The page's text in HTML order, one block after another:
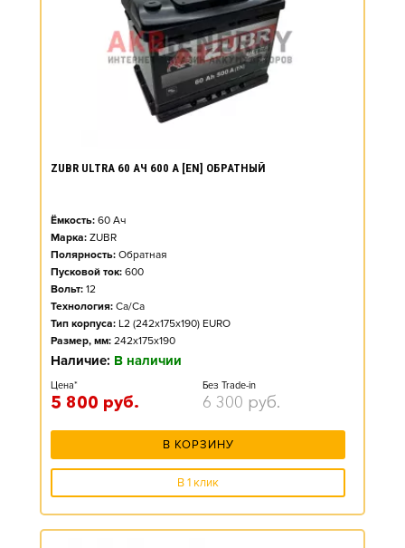
ZUBR ULTRA 60 АЧ 600 А [EN] ОБРАТНЫЙ
Ёмкость: 60 Ач
Марка: ZUBR
Полярность: Обратная
Пусковой ток: 600
Вольт: 12
Технология: Ca/Ca
Тип корпуса: L2 (242x175x190) EURO
Размер, мм: 242x175x190
Наличие: В наличии
Цена*
5 800 руб.
Без Trade-in
6 300 руб.
В КОРЗИНУ
В 1 клик